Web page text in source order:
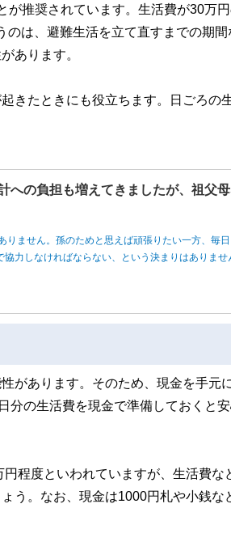
が推奨されています。生活費が30万
は、避難生活を立て直すまでの期間
あります。
きたときにも役立ちます。日ごろの
への負担も増えてきましたが、祖父
ません。孫のためと思えば頑張りたい一方、毎日
力しなければならない、という決まりはありませ
があります。そのため、現金を手元
分の生活費を現金で準備しておくと
程度といわれていますが、生活費な
う。なお、現金は1000円札や小銭な